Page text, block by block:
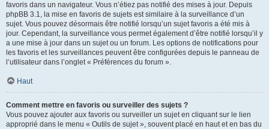
favoris dans un navigateur. Vous n’étiez pas notifié des mises à jour. Depuis
phpBB 3.1, la mise en favoris de sujets est similaire à la surveillance d’un
sujet. Vous pouvez désormais être notifié lorsqu’un sujet favoris a été mis à
jour. Cependant, la surveillance vous permet également d’être notifié lorsqu’il y
a une mise à jour dans un sujet ou un forum. Les options de notifications pour
les favoris et les surveillances peuvent être configurées depuis le panneau de
l’utilisateur dans l’onglet « Préférences du forum ».
Haut
Comment mettre en favoris ou surveiller des sujets ?
Vous pouvez ajouter aux favoris ou surveiller un sujet en cliquant sur le lien
approprié dans le menu « Outils de sujet », souvent placé en haut et en bas du